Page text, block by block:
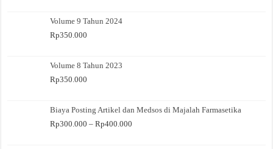
Volume 9 Tahun 2024
Rp350.000
Volume 8 Tahun 2023
Rp350.000
Biaya Posting Artikel dan Medsos di Majalah Farmasetika
Rp300.000 – Rp400.000